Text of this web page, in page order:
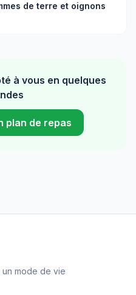
de terre et oignons
à vous en quelques
plan de repas
mode de vie